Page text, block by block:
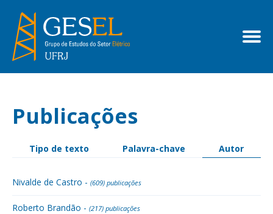
Publicações
Tipo de texto Palavra-chave Autor
Nivalde de Castro - (609) publicações
Roberto Brandão - (217) publicações